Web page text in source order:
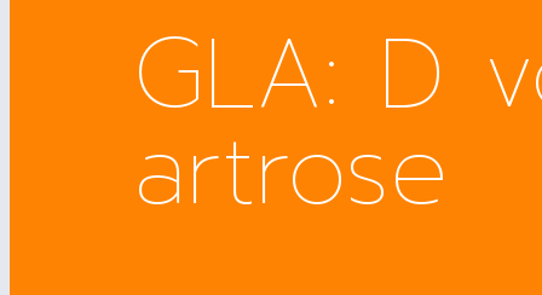
GLA: D
artrose